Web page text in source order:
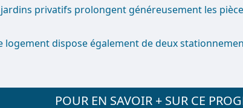
privatifs prolongent généreusement les
logement dispose également de deux
POUR EN SAVOIR + SUR CE